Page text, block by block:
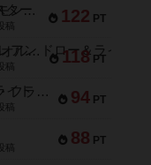
122 PT
ドブル：ポケットモンスター
稿
118 PT
ジャンヌ・ダルク-オルレアン ドロー＆ライト
稿
94 PT
ファースト・イン・フライト
稿
88 PT
稿